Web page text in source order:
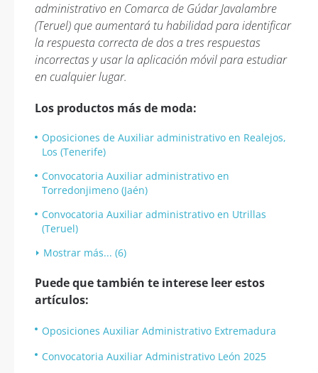
administrativo en Comarca de Gúdar Javalambre
(Teruel) que aumentará tu habilidad para identificar
la respuesta correcta de dos a tres respuestas
incorrectas y usar la aplicación móvil para estudiar
en cualquier lugar.
Los productos más de moda:
Oposiciones de Auxiliar administrativo en Realejos,
Los (Tenerife)
Convocatoria Auxiliar administrativo en
Torredonjimeno (Jaén)
Convocatoria Auxiliar administrativo en Utrillas
(Teruel)
Mostrar más... (6)
Puede que también te interese leer estos
artículos:
Oposiciones Auxiliar Administrativo Extremadura
Convocatoria Auxiliar Administrativo León 2025